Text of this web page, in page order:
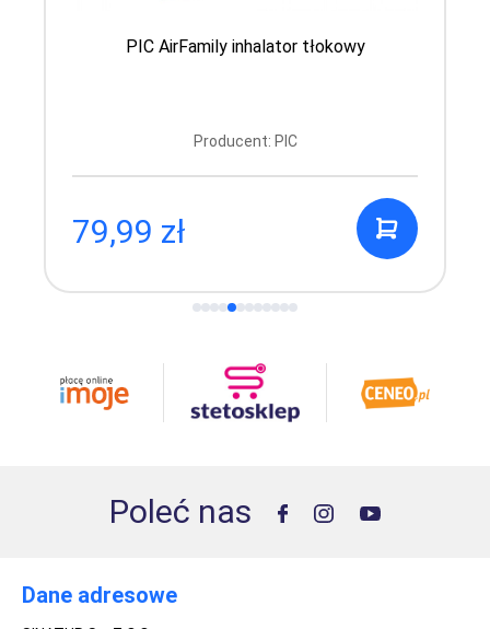
PIC AirFamily inhalator tłokowy
Producent: PIC
79,99 zł
Poleć nas
Dane adresowe